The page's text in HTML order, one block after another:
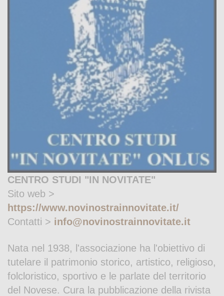
CENTRO STUDI "IN NOVITATE"
Sito web >
https://www.novinostrainnovitate.it/
Contatti > info@novinostrainnovitate.it
Nata nel 1938, l'associazione ha l'obiettivo di
tutelare il patrimonio storico, artistico, religioso,
folcloristico, sportivo e le parlate del territorio
del Novese. Cura la pubblicazione della rivista